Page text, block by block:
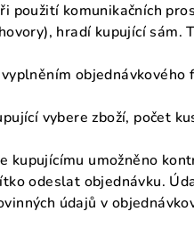
použití komunikačních
hradí kupující sám.
objednávkového
vybere zboží, počet
kupujícímu umožněno
odeslat objednávku.
údajů v